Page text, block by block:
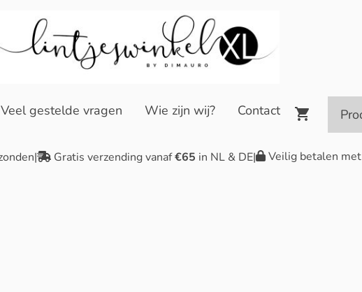
Veel gestelde vragen Wie zijn wij? Contact
| Gratis verzending vanaf€65 in NL & DE| Veilig betalen met